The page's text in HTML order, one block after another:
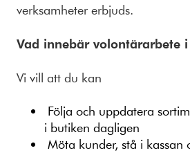
verksamheter erbjuds.
Vad innebär volontärarbete
Vi vill att du kan
Följa och uppdatera
i butiken dagligen
Möta kunder, stå i kassan